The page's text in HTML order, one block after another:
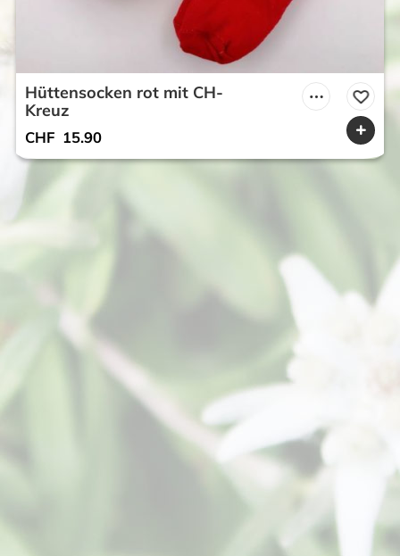
Hüttensocken rot mit CH-
Kreuz
CHF 15.90